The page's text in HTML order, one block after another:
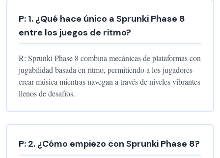
P: 1. ¿Qué hace único a Sprunki Phase 8
entre los juegos de ritmo?
R: Sprunki Phase 8 combina mecánicas de plataformas con
jugabilidad basada en ritmo, permitiendo a los jugadores
crear música mientras navegan a través de niveles vibrantes
llenos de desafíos.
P: 2. ¿Cómo empiezo con Sprunki Phase 8?